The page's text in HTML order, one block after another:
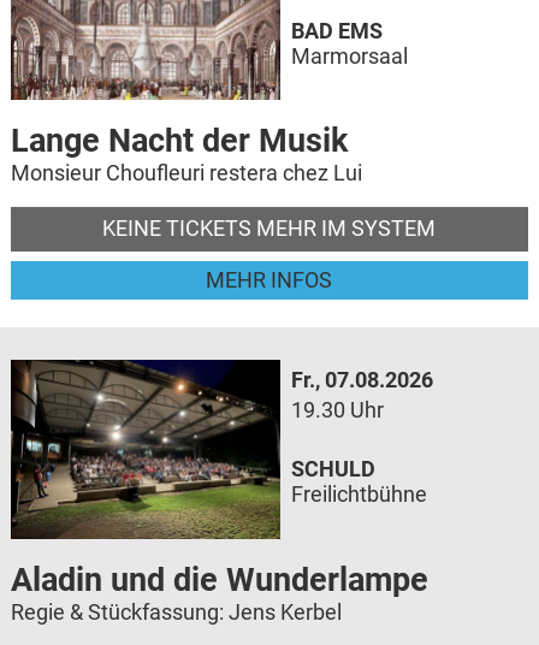
Lange Nacht der Musik
Monsieur Choufleuri restera chez Lui
KEINE TICKETS MEHR IM SYSTEM
MEHR INFOS
BAD EMS
Marmorsaal
Fr., 07.08.2026
19.30 Uhr
Aladin und die Wunderlampe
Regie & Stückfassung: Jens Kerbel
SCHULD
Freilichtbühne